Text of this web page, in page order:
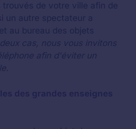
trouvés de votre ville afin de
un autre spectateur a
au bureau des objets
cas, nous vous invitons
afin d'éviter un